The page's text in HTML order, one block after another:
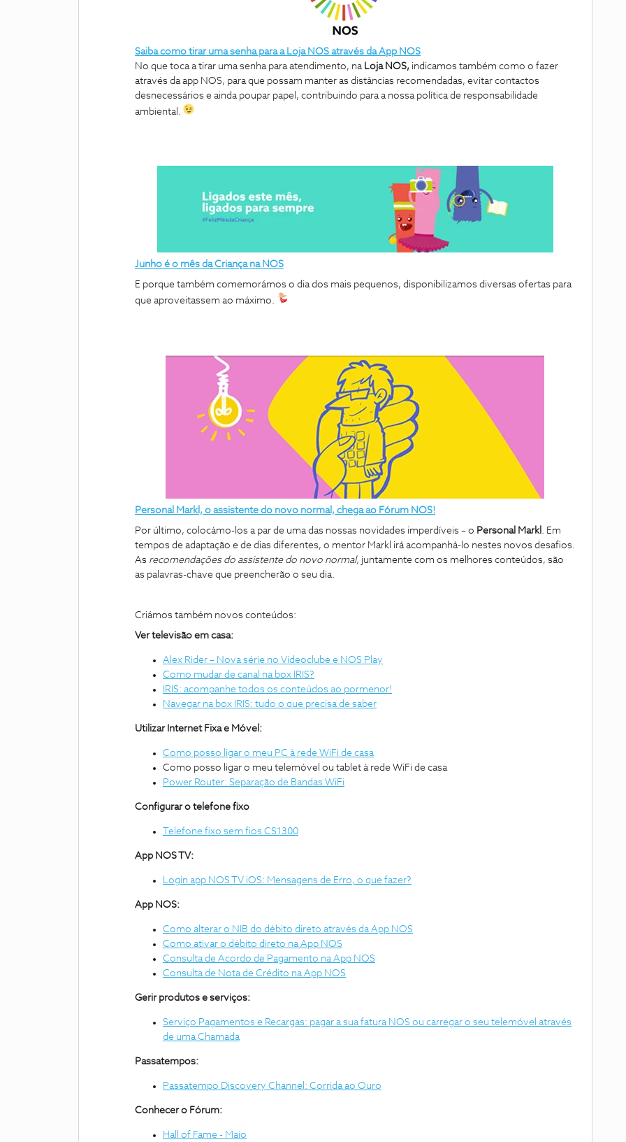
Saiba como tirar uma senha para a Loja NOS através da App NOS
No que toca a tirar uma senha para atendimento, na Loja NOS, indicamos também como o fazer
através da app NOS, para que possam manter as distâncias recomendadas, evitar contactos
desnecessários e ainda poupar papel, contribuindo para a nossa política de responsabilidade
ambiental.
Junho é o mês da Criança na NOS
E porque também comemorámos o dia dos mais pequenos, disponibilizamos diversas ofertas para
que aproveitassem ao máximo.
Personal Markl, o assistente do novo normal, chega ao Fórum NOS!
Por último, colocámo-los a par de uma das nossas novidades imperdíveis – o Personal Markl . Em
tempos de adaptação e de dias diferentes, o mentor Markl irá acompanhá-lo nestes novos desafios.
As recomendações do assistente do novo normal, juntamente com os melhores conteúdos, são
as palavras-chave que preencherão o seu dia.
Criámos também novos conteúdos:
Ver televisão em casa:
Alex Rider – Nova série no Videoclube e NOS Play
Como mudar de canal na box IRIS?
IRIS: acompanhe todos os conteúdos ao pormenor!
Navegar na box IRIS: tudo o que precisa de saber
Utilizar Internet Fixa e Móvel:
Como posso ligar o meu PC à rede WiFi de casa
Como posso ligar o meu telemóvel ou tablet à rede WiFi de casa
Power Router: Separação de Bandas WiFi
Configurar o telefone fixo
Telefone fixo sem fios CS1300
App NOS TV:
Login app NOS TV iOS: Mensagens de Erro, o que fazer?
App NOS:
Como alterar o NIB do débito direto através da App NOS
Como ativar o débito direto na App NOS
Consulta de Acordo de Pagamento na App NOS
Consulta de Nota de Crédito na App NOS
Gerir produtos e serviços:
Serviço Pagamentos e Recargas: pagar a sua fatura NOS ou carregar o seu telemóvel através
de uma Chamada
Passatempos:
Passatempo Discovery Channel: Corrida ao Ouro
Conhecer o Fórum:
Hall of Fame - Maio